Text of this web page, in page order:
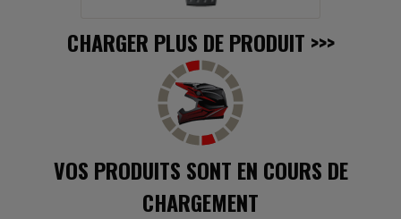
CHARGER PLUS DE PRODUIT >>>
VOS PRODUITS SONT EN COURS DE
CHARGEMENT